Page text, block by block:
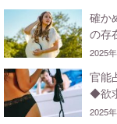
確か
の存
2025
官能
◆欲
2025